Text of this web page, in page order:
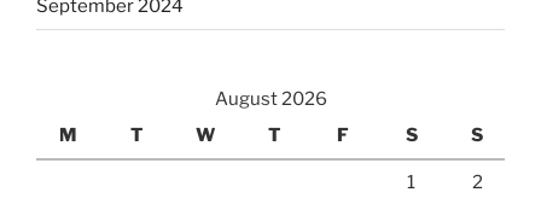
September 2024
August 2026
M
T W T F S S
1 2